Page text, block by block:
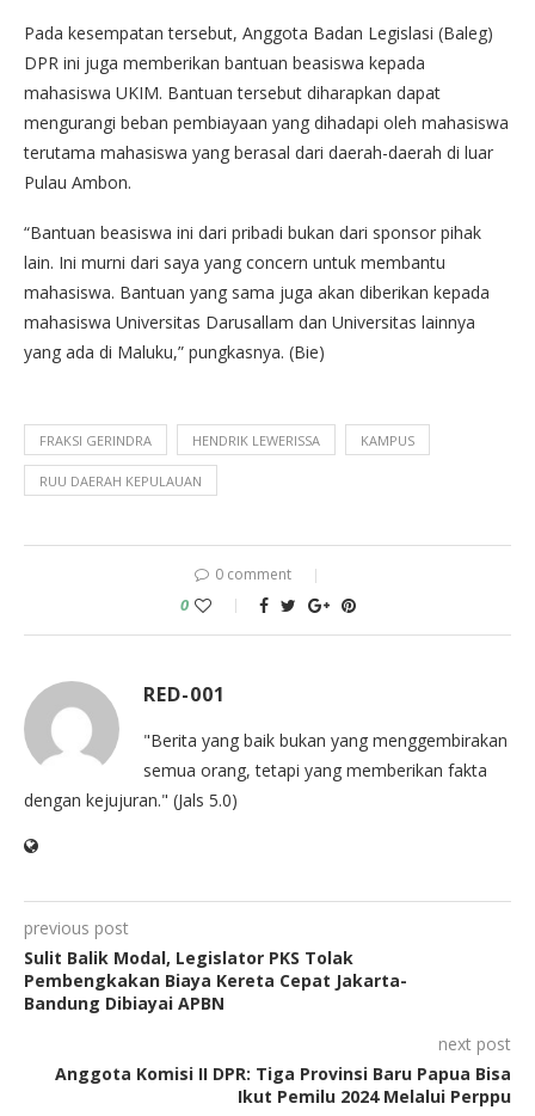
Pada kesempatan tersebut, Anggota Badan Legislasi (Baleg)
DPR ini juga memberikan bantuan beasiswa kepada
mahasiswa UKIM. Bantuan tersebut diharapkan dapat
mengurangi beban pembiayaan yang dihadapi oleh mahasiswa
terutama mahasiswa yang berasal dari daerah-daerah di luar
Pulau Ambon.
“Bantuan beasiswa ini dari pribadi bukan dari sponsor pihak
lain. Ini murni dari saya yang concern untuk membantu
mahasiswa. Bantuan yang sama juga akan diberikan kepada
mahasiswa Universitas Darusallam dan Universitas lainnya
yang ada di Maluku,” pungkasnya. (Bie)
FRAKSI GERINDRA HENDRIK LEWERISSA KAMPUS
RUU DAERAH KEPULAUAN
0 comment
0
RED-001
"Berita yang baik bukan yang menggembirakan
semua orang, tetapi yang memberikan fakta
dengan kejujuran." (Jals 5.0)
previous post
Sulit Balik Modal, Legislator PKS Tolak
Pembengkakan Biaya Kereta Cepat Jakarta-
Bandung Dibiayai APBN
next post
Anggota Komisi II DPR: Tiga Provinsi Baru Papua Bisa
Ikut Pemilu 2024 Melalui Perppu